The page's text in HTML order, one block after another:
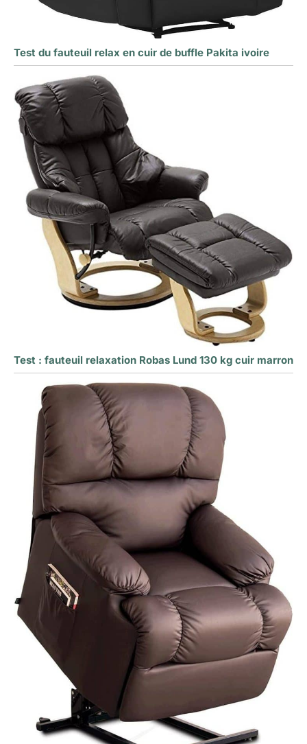
Test du fauteuil relax en cuir de buffle Pakita ivoire
Test : fauteuil relaxation Robas Lund 130 kg cuir marron